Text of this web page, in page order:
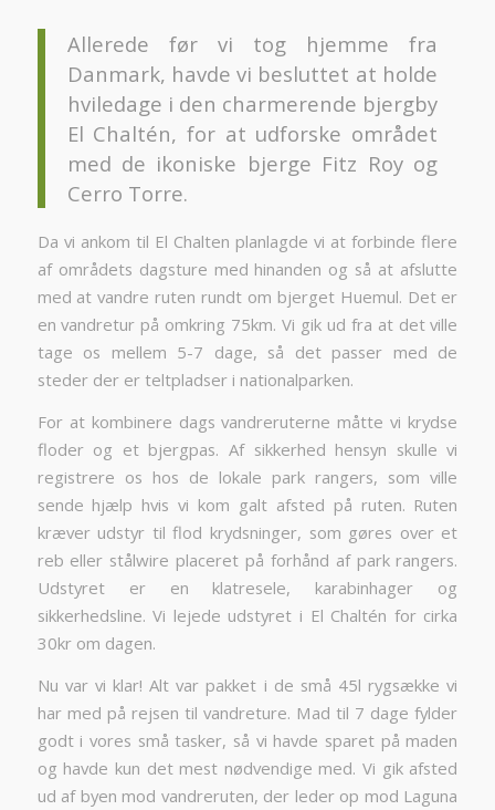
Allerede før vi tog hjemme fra
Danmark, havde vi besluttet at holde
hviledage i den charmerende bjergby
El Chaltén, for at udforske området
med de ikoniske bjerge Fitz Roy og
Cerro Torre.
Da vi ankom til El Chalten planlagde vi at forbinde flere
af områdets dagsture med hinanden og så at afslutte
med at vandre ruten rundt om bjerget Huemul. Det er
en vandretur på omkring 75km. Vi gik ud fra at det ville
tage os mellem 5-7 dage, så det passer med de
steder der er teltpladser i nationalparken.
For at kombinere dags vandreruterne måtte vi krydse
floder og et bjergpas. Af sikkerhed hensyn skulle vi
registrere os hos de lokale park rangers, som ville
sende hjælp hvis vi kom galt afsted på ruten. Ruten
kræver udstyr til flod krydsninger, som gøres over et
reb eller stålwire placeret på forhånd af park rangers.
Udstyret er en klatresele, karabinhager og
sikkerhedsline. Vi lejede udstyret i El Chaltén for cirka
30kr om dagen.
Nu var vi klar! Alt var pakket i de små 45l rygsække vi
har med på rejsen til vandreture. Mad til 7 dage fylder
godt i vores små tasker, så vi havde sparet på maden
og havde kun det mest nødvendige med. Vi gik afsted
ud af byen mod vandreruten, der leder op mod Laguna